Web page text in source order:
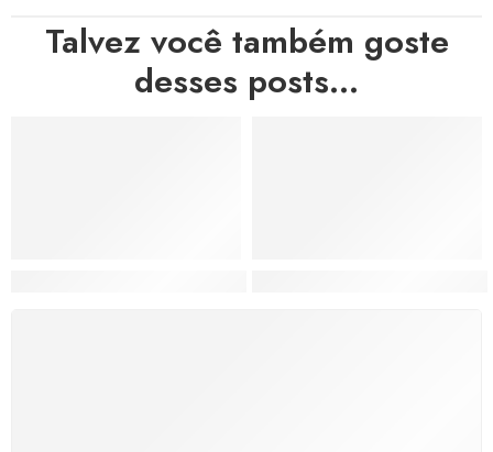
Talvez você também goste
desses posts...